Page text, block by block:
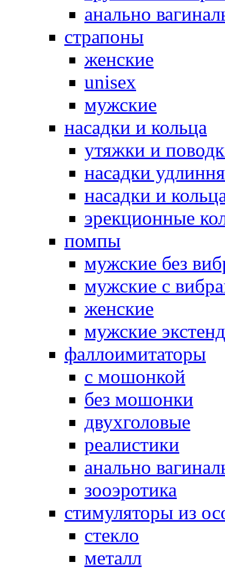
анально
страпоны
женские
unisex
мужские
насадки и кольца
утяжки и
насадки
насадки и
эрекционные
помпы
мужские без
мужские с
женские
мужские
фаллоимитаторы
с мошонкой
без мошонки
двухголовые
реалистики
анально
зооэротика
стимуляторы из
стекло
металл